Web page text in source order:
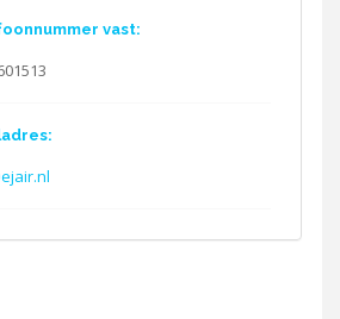
vast: